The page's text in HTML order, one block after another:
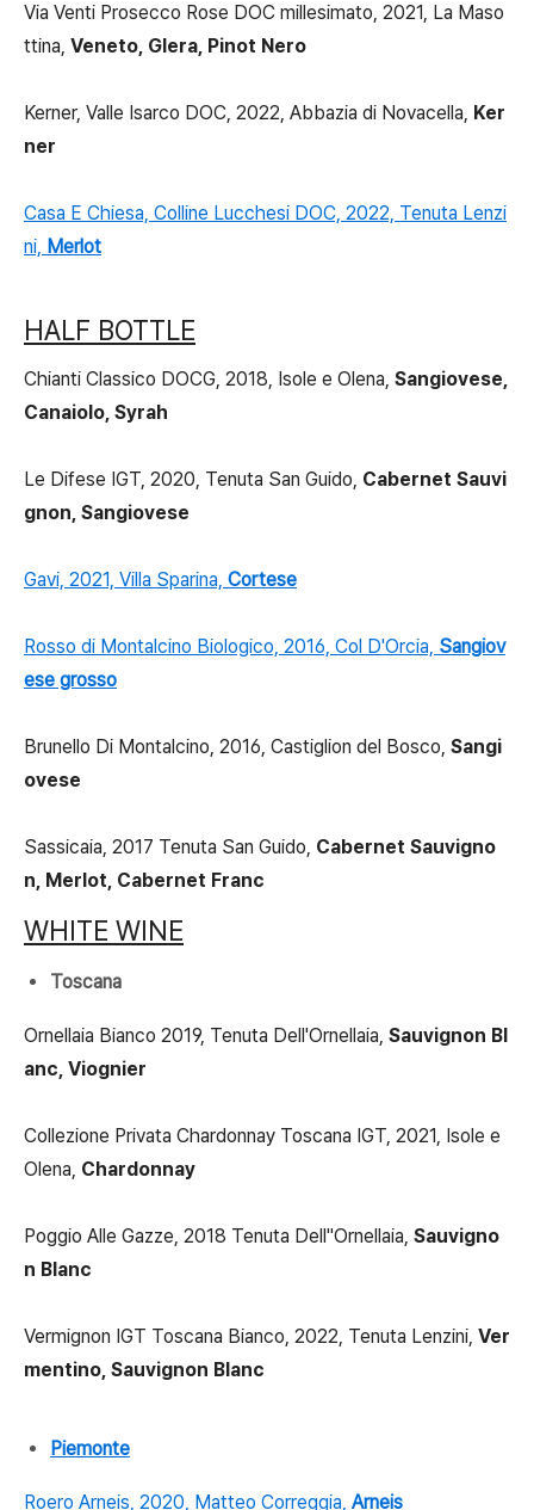
Via Venti Prosecco Rose DOC millesimato, 2021, La Maso
ttina, Veneto, Glera, Pinot Nero
Kerner, Valle Isarco DOC, 2022, Abbazia di Novacella, Ker
ner
Casa E Chiesa, Colline Lucchesi DOC, 2022, Tenuta Lenzi
ni, Merlot
HALF BOTTLE
Chianti Classico DOCG, 2018, Isole e Olena, Sangiovese,
Canaiolo, Syrah
Le Difese IGT, 2020, Tenuta San Guido, Cabernet Sauvi
gnon, Sangiovese
Gavi, 2021, Villa Sparina, Cortese
Rosso di Montalcino Biologico, 2016, Col D'Orcia, Sangiov
ese grosso
Brunello Di Montalcino, 2016, Castiglion del Bosco, Sangi
ovese
Sassicaia, 2017 Tenuta San Guido, Cabernet Sauvigno
n, Merlot, Cabernet Franc
WHITE WINE
Toscana
Ornellaia Bianco 2019, Tenuta Dell'Ornellaia, Sauvignon Bl
anc, Viognier
Collezione Privata Chardonnay Toscana IGT, 2021, Isole e
Olena, Chardonnay
Poggio Alle Gazze, 2018 Tenuta Dell"Ornellaia, Sauvigno
n Blanc
Vermignon IGT Toscana Bianco, 2022, Tenuta Lenzini, Ver
mentino, Sauvignon Blanc
Piemonte
Roero Arneis, 2020, Matteo Correggia, Arneis